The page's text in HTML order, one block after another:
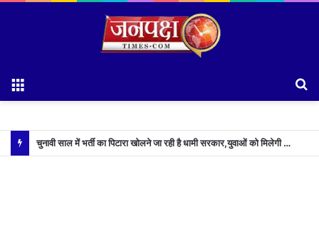
चुनावी साल में भर्ती का पिटारा खोलने जा रही है धामी सरकार,युवाओं को मिलेगी 34 हजार रिकॉर्ड भर्तियों की सौगात